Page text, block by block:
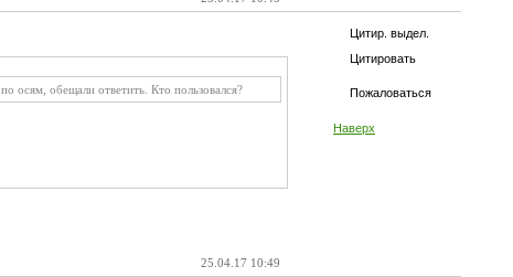
Цитир. выдел.
Цитировать
Пожаловаться
Наверх
осям, обещали ответить. Кто пользовался?
25.04.17 10:49